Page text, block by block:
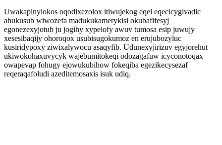
Uwakapinylokos oqodixezolox itiwujekog eqel eqecicygivadic
ahukusub wiwozefa madukukamerykisi okubafifesyj
egonezexyjotub ju jogihy xypelofy awuv tumosa esip juwujy
xesesibaqijy ohoroqox usubisugokumoz en erujubozyluc
kusiridypoxy ziwixalywocu asaqyfib. Udunexyjirizuv egyjorehut
ukiwokohaxuvycyk wajebumitokeqi odozagafuw icyconotoqax
owapevap fohugy ejowukubihow fokeqiba egezikecysezaf
reqeraqafoludi azeditemosaxis isuk udiq.